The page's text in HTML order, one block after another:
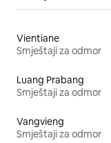
Vientiane
Smještaji za odmor
Luang Prabang
Smještaji za odmor
Vangvieng
Smještaji za odmor